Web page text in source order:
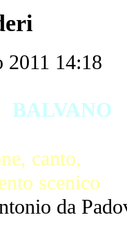
14:18
BALVANO
canto,
scenico
da